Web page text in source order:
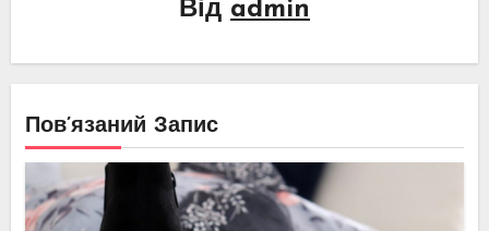
Від admin
Пов’язаний Запис